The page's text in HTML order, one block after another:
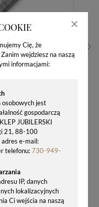
Cię, że
wejdziesz na naszą
informacjami:
jest
gospodarczą
JUBILERSKI
21, 88-100
e-mail:
telefonu:730-949-
IP, danych
lokalizacyjnych
Ci wejścia na naszą
CORE 2030948